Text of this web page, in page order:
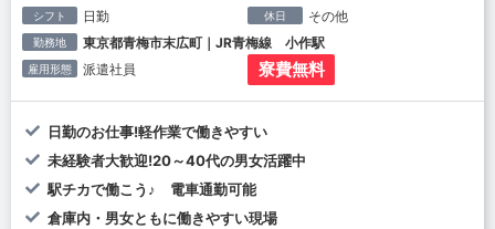
シフト 日勤 休日 その他
勤務地 東京都青梅市末広町｜JR青梅線 小作駅
雇用形態 派遣社員 寮費無料
日勤のお仕事!軽作業で働きやすい
未経験者大歓迎!20～40代の男女活躍中
駅チカで働こう♪ 電車通勤可能
倉庫内・男女ともに働きやすい現場